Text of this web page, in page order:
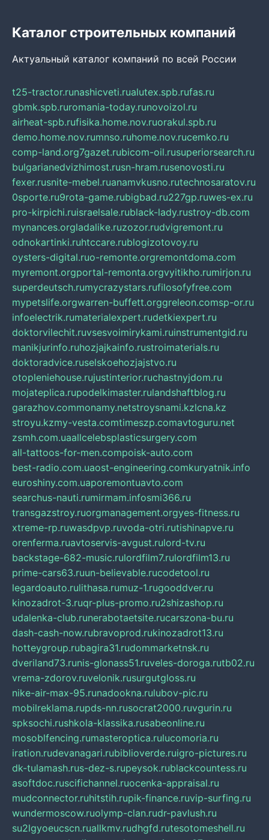
Каталог строительных компаний
Актуальный каталог компаний по всей России
t25-tractor.runashicveti.rualutex.spb.rufas.ru
gbmk.spb.ruromania-today.runovoizol.ru
airheat-spb.rufisika.home.nov.ruorakul.spb.ru
demo.home.nov.rumnso.ruhome.nov.rucemko.ru
comp-land.org7gazet.rubicom-oil.rusuperiorsearch.ru
bulgarianedvizhimost.rusn-hram.rusenovosti.ru
fexer.rusnite-mebel.ruanamvkusno.rutechnosaratov.ru
0sporte.ru9rota-game.rubigbad.ru227gp.ruwes-ex.ru
pro-kirpichi.ruisraelsale.rublack-lady.rustroy-db.com
mynances.orgladalike.ruzozor.rudvigremont.ru
odnokartinki.ruhtccare.rublogizotovoy.ru
oysters-digital.ruo-remonte.orgremontdoma.com
myremont.orgportal-remonta.orgvyitikho.rumirjon.ru
superdeutsch.rumycrazystars.rufilosofyfree.com
mypetslife.orgwarren-buffett.orggreleon.comsp-or.ru
infoelectrik.rumaterialexpert.rudetkiexpert.ru
doktorvilechit.ruvsesvoimirykami.ruinstrumentgid.ru
manikjurinfo.ruhozjajkainfo.rustroimaterials.ru
doktoradvice.ruselskoehozjajstvo.ru
otopleniehouse.rujustinterior.ruchastnyjdom.ru
mojateplica.rupodelkimaster.rulandshaftblog.ru
garazhov.commonamy.netstroysnami.kzlcna.kz
stroyu.kzmy-vesta.comtimeszp.comavtoguru.net
zsmh.com.uaallcelebsplasticsurgery.com
all-tattoos-for-men.compoisk-auto.com
best-radio.com.uaost-engineering.comkuryatnik.info
euroshiny.com.uaporemontuavto.com
searchus-nauti.rumirmam.infosmi366.ru
transgazstroy.ruorgmanagement.orgyes-fitness.ru
xtreme-rp.ruwasdpvp.ruvoda-otri.rutishinapve.ru
orenferma.ruavtoservis-avgust.rulord-tv.ru
backstage-682-music.rulordfilm7.rulordfilm13.ru
prime-cars63.ruun-believable.rucodetool.ru
legardoauto.rulithasa.rumuz-1.rugooddver.ru
kinozadrot-3.ruqr-plus-promo.ru2shizashop.ru
udalenka-club.runerabotaetsite.rucarszona-bu.ru
dash-cash-now.rubravoprod.rukinozadrot13.ru
hotteygroup.rubagira31.rudommarketnsk.ru
dveriland73.runis-glonass51.ruveles-doroga.rutb02.ru
vrema-zdorov.ruvelonik.rusurgutgloss.ru
nike-air-max-95.runadookna.rulubov-pic.ru
mobilreklama.rupds-nn.rusocrat2000.ruvgurin.ru
spksochi.rushkola-klassika.rusabeonline.ru
mosoblfencing.rumasteroptica.rulucomoria.ru
iration.rudevanagari.rubiblioverde.ruigro-pictures.ru
dk-tulamash.rus-dez-s.rupeysok.rublackcountess.ru
asoftdoc.ruscifichannel.ruocenka-appraisal.ru
mudconnector.ruhitstih.rupik-finance.ruvip-surfing.ru
wundermoscow.ruolymp-clan.rudr-pavlush.ru
su2lgyoeucscn.ruallkmv.rudhgfd.rutesotomeshell.ru